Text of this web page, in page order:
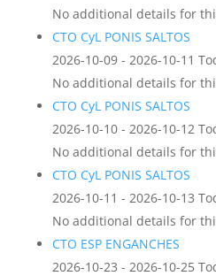
No additional details for
CTO CyL PONIS SALTOS
2026-10-09 - 2026-10-11
No additional details for
CTO CyL PONIS SALTOS
2026-10-10 - 2026-10-12
No additional details for
CTO CyL PONIS SALTOS
2026-10-11 - 2026-10-13
No additional details for
CTO ESP ENGANCHES
2026-10-23 - 2026-10-25